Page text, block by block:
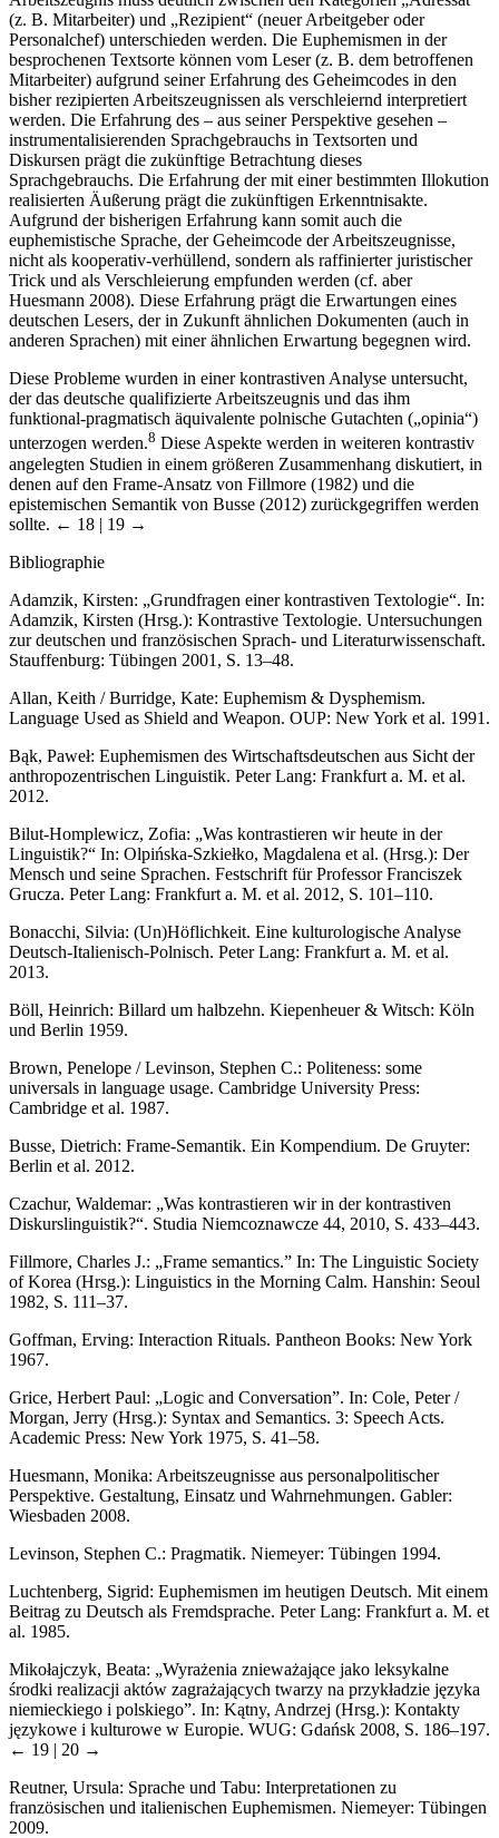
(z. B. Mitarbeiter) und „Rezipient“ (neuer Arbeitgeber oder
Personalchef) unterschieden werden. Die Euphemismen in der
besprochenen Textsorte können vom Leser (z. B. dem betroffenen
Mitarbeiter) aufgrund seiner Erfahrung des Geheimcodes in den
bisher rezipierten Arbeitszeugnissen als verschleiernd interpretiert
werden. Die Erfahrung des – aus seiner Perspektive gesehen –
instrumentalisierenden Sprachgebrauchs in Textsorten und
Diskursen prägt die zukünftige Betrachtung dieses
Sprachgebrauchs. Die Erfahrung der mit einer bestimmten Illokution
realisierten Äußerung prägt die zukünftigen Erkenntnisakte.
Aufgrund der bisherigen Erfahrung kann somit auch die
euphemistische Sprache, der Geheimcode der Arbeitszeugnisse,
nicht als kooperativ-verhüllend, sondern als raffinierter juristischer
Trick und als Verschleierung empfunden werden (cf. aber
Huesmann 2008). Diese Erfahrung prägt die Erwartungen eines
deutschen Lesers, der in Zukunft ähnlichen Dokumenten (auch in
anderen Sprachen) mit einer ähnlichen Erwartung begegnen wird.
Diese Probleme wurden in einer kontrastiven Analyse untersucht,
der das deutsche qualifizierte Arbeitszeugnis und das ihm
funktional-pragmatisch äquivalente polnische Gutachten („opinia“)
unterzogen werden.8 Diese Aspekte werden in weiteren kontrastiv
angelegten Studien in einem größeren Zusammenhang diskutiert, in
denen auf den Frame-Ansatz von Fillmore (1982) und die
epistemischen Semantik von Busse (2012) zurückgegriffen werden
sollte. ← 18 | 19 →
Bibliographie
Adamzik, Kirsten: „Grundfragen einer kontrastiven Textologie“. In:
Adamzik, Kirsten (Hrsg.): Kontrastive Textologie. Untersuchungen
zur deutschen und französischen Sprach- und Literaturwissenschaft.
Stauffenburg: Tübingen 2001, S. 13–48.
Allan, Keith / Burridge, Kate: Euphemism & Dysphemism.
Language Used as Shield and Weapon. OUP: New York et al. 1991.
Bąk, Paweł: Euphemismen des Wirtschaftsdeutschen aus Sicht der
anthropozentrischen Linguistik. Peter Lang: Frankfurt a. M. et al.
2012.
Bilut-Homplewicz, Zofia: „Was kontrastieren wir heute in der
Linguistik?“ In: Olpińska-Szkiełko, Magdalena et al. (Hrsg.): Der
Mensch und seine Sprachen. Festschrift für Professor Franciszek
Grucza. Peter Lang: Frankfurt a. M. et al. 2012, S. 101–110.
Bonacchi, Silvia: (Un)Höflichkeit. Eine kulturologische Analyse
Deutsch-Italienisch-Polnisch. Peter Lang: Frankfurt a. M. et al.
2013.
Böll, Heinrich: Billard um halbzehn. Kiepenheuer & Witsch: Köln
und Berlin 1959.
Brown, Penelope / Levinson, Stephen C.: Politeness: some
universals in language usage. Cambridge University Press:
Cambridge et al. 1987.
Busse, Dietrich: Frame-Semantik. Ein Kompendium. De Gruyter:
Berlin et al. 2012.
Czachur, Waldemar: „Was kontrastieren wir in der kontrastiven
Diskurslinguistik?“. Studia Niemcoznawcze 44, 2010, S. 433–443.
Fillmore, Charles J.: „Frame semantics.” In: The Linguistic Society
of Korea (Hrsg.): Linguistics in the Morning Calm. Hanshin: Seoul
1982, S. 111–37.
Goffman, Erving: Interaction Rituals. Pantheon Books: New York
1967.
Grice, Herbert Paul: „Logic and Conversation”. In: Cole, Peter /
Morgan, Jerry (Hrsg.): Syntax and Semantics. 3: Speech Acts.
Academic Press: New York 1975, S. 41–58.
Huesmann, Monika: Arbeitszeugnisse aus personalpolitischer
Perspektive. Gestaltung, Einsatz und Wahrnehmungen. Gabler:
Wiesbaden 2008.
Levinson, Stephen C.: Pragmatik. Niemeyer: Tübingen 1994.
Luchtenberg, Sigrid: Euphemismen im heutigen Deutsch. Mit einem
Beitrag zu Deutsch als Fremdsprache. Peter Lang: Frankfurt a. M. et
al. 1985.
Mikołajczyk, Beata: „Wyrażenia znieważające jako leksykalne
środki realizacji aktów zagrażających twarzy na przykładzie języka
niemieckiego i polskiego”. In: Kątny, Andrzej (Hrsg.): Kontakty
językowe i kulturowe w Europie. WUG: Gdańsk 2008, S. 186–197.
← 19 | 20 →
Reutner, Ursula: Sprache und Tabu: Interpretationen zu
französischen und italienischen Euphemismen. Niemeyer: Tübingen
2009.